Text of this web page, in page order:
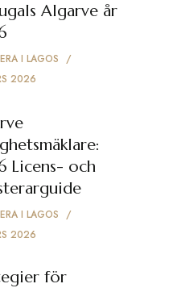
Algarve år
I LAGOS
2026
Licens- och
I LAGOS
2026
för